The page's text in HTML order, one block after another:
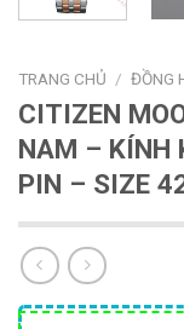
TRANG CHỦ / ĐỒNG
CITIZEN
NAM – KÍNH
PIN – SIZE